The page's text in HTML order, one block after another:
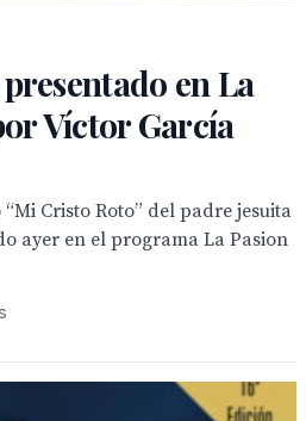
en La
Víctor García
Cristo Roto” del padre jesuita
ayer en el programa La Pasion